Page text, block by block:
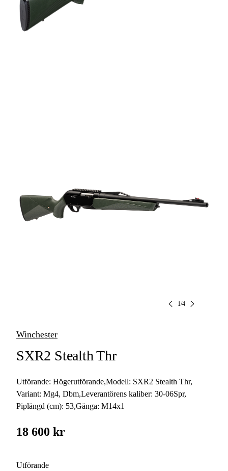
1/4
Winchester
SXR2 Stealth Thr
Utförande: Högerutförande,Modell: SXR2 Stealth Thr,
Variant: Mg4, Dbm,Leverantörens kaliber: 30-06Spr,
Piplängd (cm): 53,Gänga: M14x1
18 600 kr
Utförande